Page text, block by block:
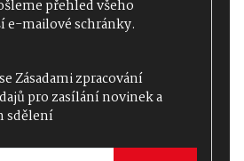
přehled všeho
e-mailové schránky.
Zásadami zpracování
pro zasílání novinek a
sdělení